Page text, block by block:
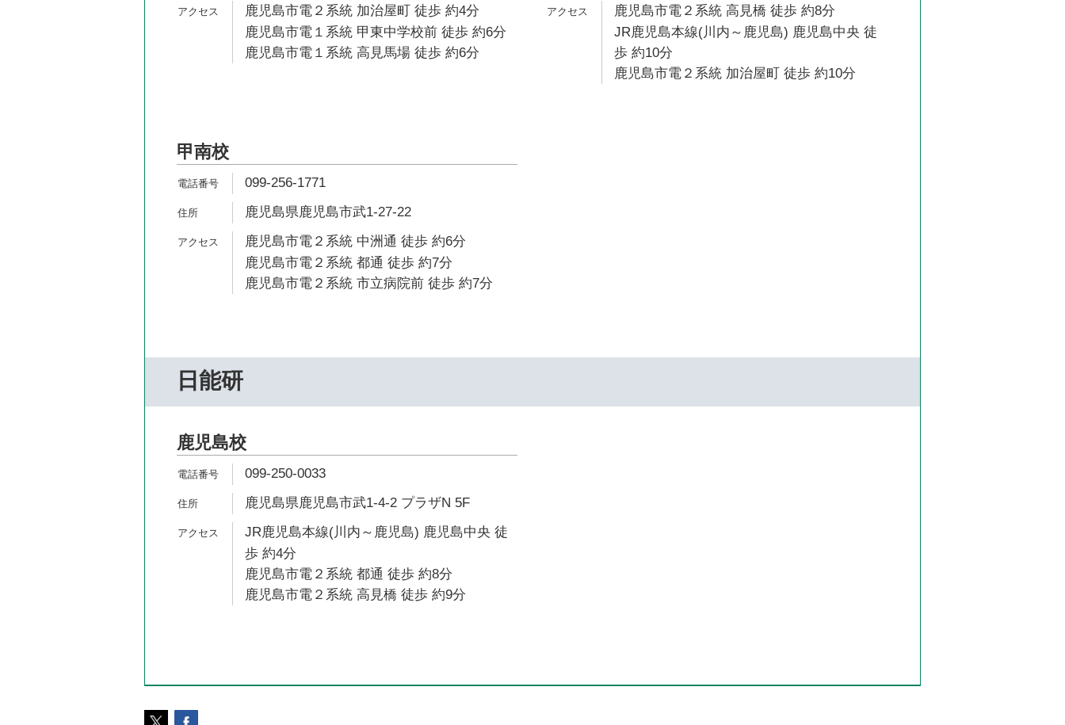
鹿児島市電２系統 加治屋町 徒歩 約4分
鹿児島市電１系統 甲東中学校前 徒歩 約6分
鹿児島市電１系統 高見馬場 徒歩 約6分
鹿児島市電２系統 高見橋 徒歩 約8分
JR鹿児島本線(川内～鹿児島) 鹿児島中央 徒
歩 約10分
鹿児島市電２系統 加治屋町 徒歩 約10分
甲南校
099-256-1771
鹿児島県鹿児島市武1-27-22
鹿児島市電２系統 中洲通 徒歩 約6分
鹿児島市電２系統 都通 徒歩 約7分
鹿児島市電２系統 市立病院前 徒歩 約7分
日能研
鹿児島校
099-250-0033
鹿児島県鹿児島市武1-4-2 プラザN 5F
JR鹿児島本線(川内～鹿児島) 鹿児島中央 徒
歩 約4分
鹿児島市電２系統 都通 徒歩 約8分
鹿児島市電２系統 高見橋 徒歩 約9分